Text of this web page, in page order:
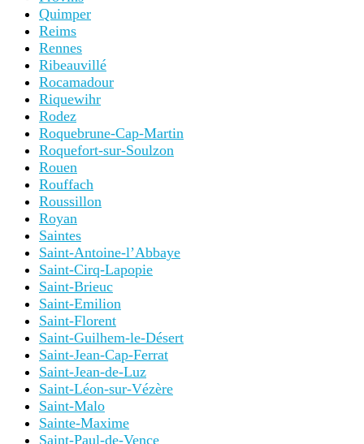
Quimper
Reims
Rennes
Ribeauvillé
Rocamadour
Riquewihr
Rodez
Roquebrune-Cap-Martin
Roquefort-sur-Soulzon
Rouen
Rouffach
Roussillon
Royan
Saintes
Saint-Antoine-l’Abbaye
Saint-Cirq-Lapopie
Saint-Brieuc
Saint-Emilion
Saint-Florent
Saint-Guilhem-le-Désert
Saint-Jean-Cap-Ferrat
Saint-Jean-de-Luz
Saint-Léon-sur-Vézère
Saint-Malo
Sainte-Maxime
Saint-Paul-de-Vence